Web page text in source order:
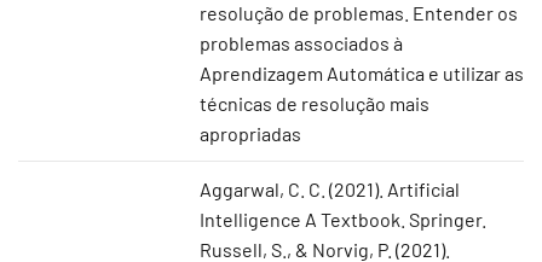
resolução de problemas. Entender os
problemas associados à
Aprendizagem Automática e utilizar as
técnicas de resolução mais
apropriadas
Aggarwal, C. C. (2021). Artificial
Intelligence A Textbook. Springer.
Russell, S., & Norvig, P. (2021).